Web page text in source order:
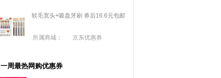
软毛宽头+吸盘牙刷 券后16.6元包邮
所属商城： 京东优惠券
一周最热网购优惠券